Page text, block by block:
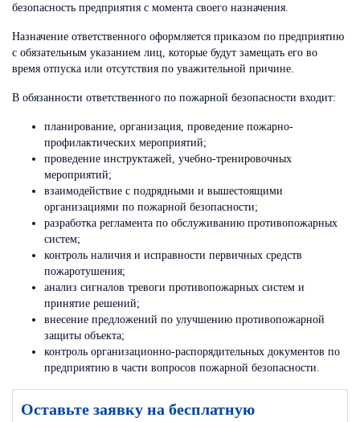
безопасность предприятия с момента своего назначения.
Назначение ответственного оформляется приказом по предприятию
с обязательным указанием лиц, которые будут замещать его во
время отпуска или отсутствия по уважительной причине.
В обязанности ответственного по пожарной безопасности входит:
планирование, организация, проведение пожарно-
профилактических мероприятий;
проведение инструктажей, учебно-тренировочных
мероприятий;
взаимодействие с подрядными и вышестоящими
организациями по пожарной безопасности;
разработка регламента по обслуживанию противопожарных
систем;
контроль наличия и исправности первичных средств
пожаротушения;
анализ сигналов тревоги противопожарных систем и
принятие решений;
внесение предложений по улучшению противопожарной
защиты объекта;
контроль организационно-распорядительных документов по
предприятию в части вопросов пожарной безопасности.
Оставьте заявку на бесплатную